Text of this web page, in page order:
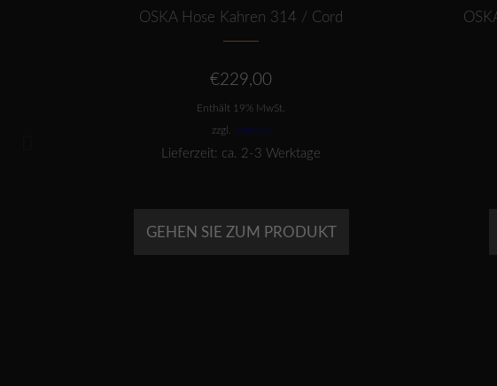
OSKA Hose Kahren 314 / Cord
€229,00
Enthält 19% MwSt.
zzgl. Versand
Lieferzeit: ca. 2-3 Werktage
GEHEN SIE ZUM PRODUKT